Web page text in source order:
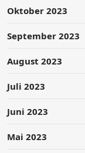
Oktober 2023
September 2023
August 2023
Juli 2023
Juni 2023
Mai 2023